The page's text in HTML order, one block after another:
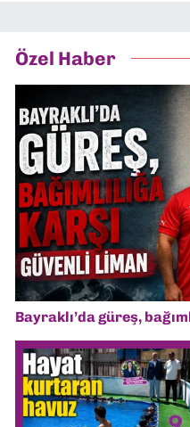
Özel Haber
Bayraklı’da güreş,